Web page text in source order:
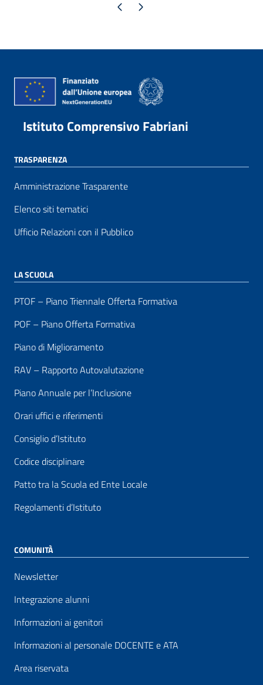
Pagina precedente
Pagina successiva
Istituto Comprensivo Fabriani
TRASPARENZA
Amministrazione Trasparente
Elenco siti tematici
Ufficio Relazioni con il Pubblico
LA SCUOLA
PTOF – Piano Triennale Offerta Formativa
POF – Piano Offerta Formativa
Piano di Miglioramento
RAV – Rapporto Autovalutazione
Piano Annuale per l’Inclusione
Orari uffici e riferimenti
Consiglio d’Istituto
Codice disciplinare
Patto tra la Scuola ed Ente Locale
Regolamenti d’Istituto
COMUNITÀ
Newsletter
Integrazione alunni
Informazioni ai genitori
Informazioni al personale DOCENTE e ATA
Area riservata